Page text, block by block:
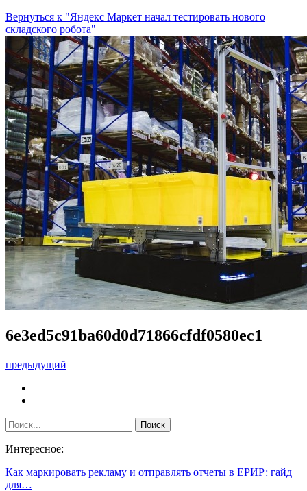
Вернуться к "Яндекс Маркет начал тестировать нового
складского робота"
6e3ed5c91ba60d0d71866cfdf0580ec1
предыдущий
Интересное:
Как маркировать рекламу и отправлять отчеты в ЕРИР: гайд
для…